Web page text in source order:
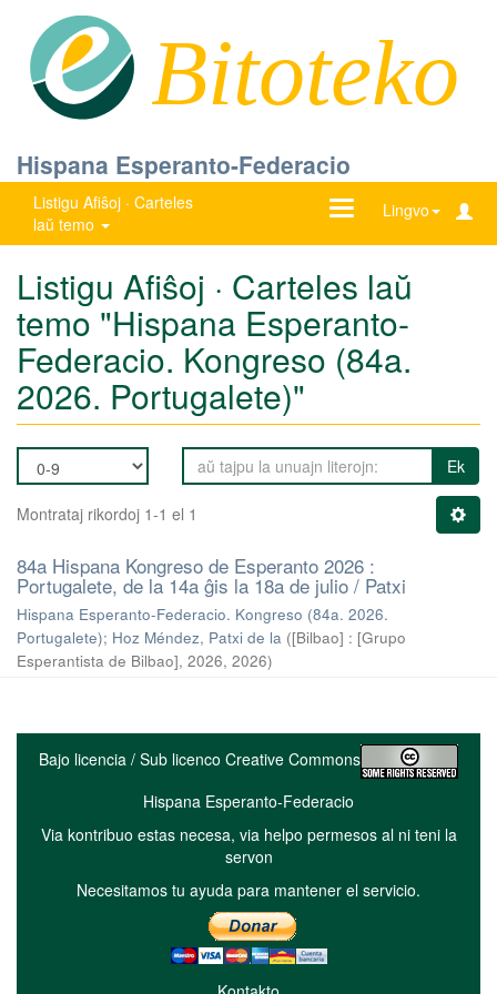
Bitoteko
Hispana Esperanto-Federacio
Listigu Afiŝoj · Carteles
laŭ temo
Lingvo
Ŝanĝu
Listigu Afiŝoj · Carteles laŭ
temo "Hispana Esperanto-
Federacio. Kongreso (84a.
2026. Portugalete)"
Ek
Montrataj rikordoj 1-1 el 1
84a Hispana Kongreso de Esperanto 2026 :
Portugalete, de la 14a ĝis la 18a de julio / Patxi
Hispana Esperanto-Federacio. Kongreso (84a. 2026.
Portugalete); Hoz Méndez, Patxi de la ([Bilbao] : [Grupo
Esperantista de Bilbao], 2026, 2026)
Bajo licencia / Sub licenco Creative Commons
Hispana Esperanto-Federacio
Via kontribuo estas necesa, via helpo permesos al ni teni la
servon
Necesitamos tu ayuda para mantener el servicio.